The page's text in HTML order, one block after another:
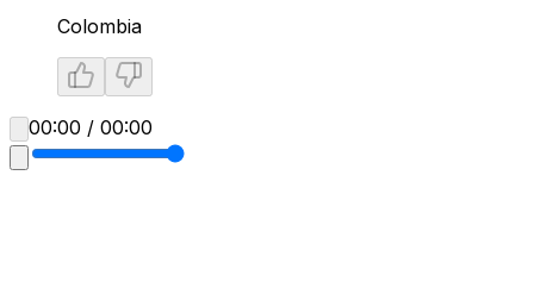
Colombia
00:00 / 00:00